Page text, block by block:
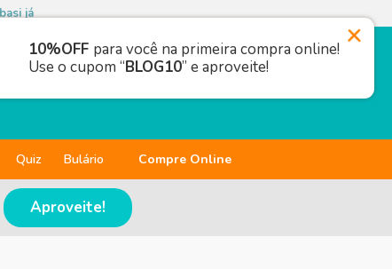
já
Quiz Bulário Compre Online
Aproveite!
10%OFF para você na primeira compra online!
Use o cupom “BLOG10” e aproveite!